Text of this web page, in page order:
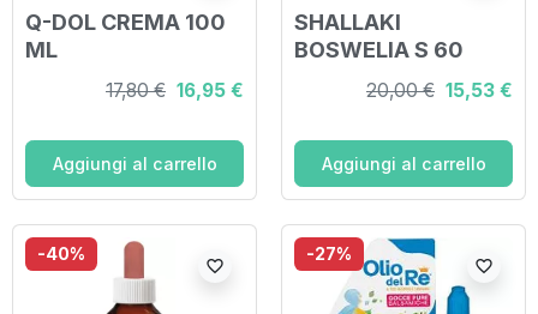
Q-DOL CREMA 100
ML
17,80 € 16,95 €
Aggiungi al carrello
SHALLAKI
BOSWELIA S 60
COMPRESSE
20,00 € 15,53 €
Aggiungi al carrello
-40%
favorite_border
-27%
favorite_border